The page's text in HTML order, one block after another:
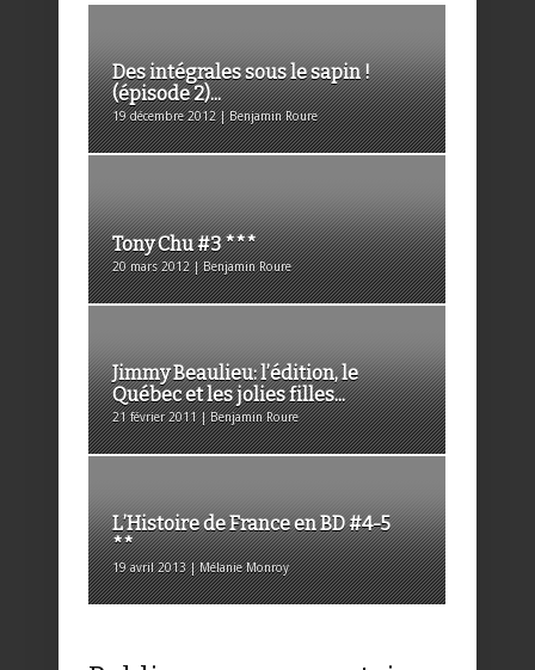
Des intégrales sous le sapin !
(épisode 2)...
19 décembre 2012 | Benjamin Roure
Tony Chu #3 ***
20 mars 2012 | Benjamin Roure
Jimmy Beaulieu: l’édition, le
Québec et les jolies filles...
21 février 2011 | Benjamin Roure
L’Histoire de France en BD #4-5
**
19 avril 2013 | Mélanie Monroy